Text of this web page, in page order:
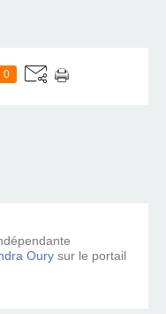
0
Oury sur le portail